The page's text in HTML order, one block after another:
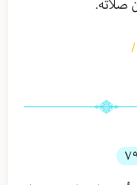
صلاته.
/